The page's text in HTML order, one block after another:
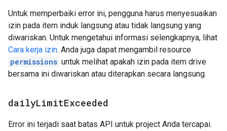
Untuk memperbaiki error ini, pengguna harus menyesuaikan
izin pada item induk langsung atau tidak langsung yang
diwariskan. Untuk mengetahui informasi selengkapnya, lihat
Cara kerja izin. Anda juga dapat mengambil resource
permissions untuk melihat apakah izin pada item drive
bersama ini diwariskan atau diterapkan secara langsung.
dailyLimitExceeded
Error ini terjadi saat batas API untuk project Anda tercapai.